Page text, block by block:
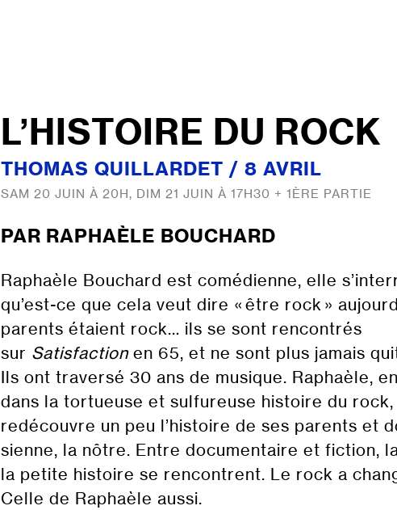
L’HISTOIRE DU ROCK
THOMAS QUILLARDET / 8 AVRIL
SAM 20 JUIN À 20H, DIM 21 JUIN À 17H30 + 1ÈRE PARTIE
PAR RAPHAÈLE BOUCHARD
Raphaèle Bouchard est comédienne, elle
qu’est-ce que cela veut dire « être rock »
parents étaient rock… ils se sont rencontrés
sur Satisfactionen 65, et ne sont plus jamais
Ils ont traversé 30 ans de musique. Raphaèle,
dans la tortueuse et sulfureuse histoire du rock,
redécouvre un peu l’histoire de ses parents et
sienne, la nôtre. Entre documentaire et fiction,
la petite histoire se rencontrent. Le rock a
Celle de Raphaèle aussi.